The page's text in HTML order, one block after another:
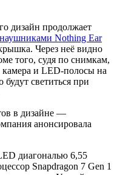
дизайн продолжает
наушниками Nothing Ear
Через неё видно
того, судя по снимкам,
камера и LED-полосы на
светиться при
в дизайне —
анонсировала
диагональю 6,55
Snapdragon 7 Gen 1